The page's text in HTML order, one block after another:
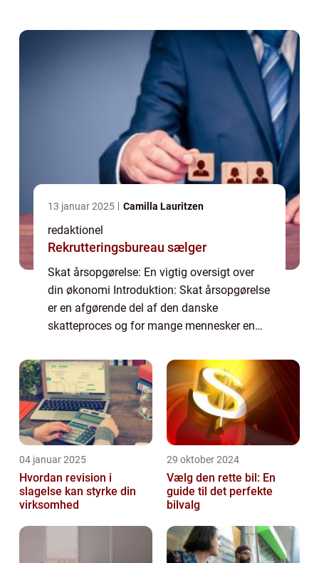
13 januar 2025 Camilla Lauritzen
redaktionel
Rekrutteringsbureau sælger
Skat årsopgørelse: En vigtig oversigt over
din økonomi Introduktion: Skat årsopgørelse
er en afgørende del af den danske
skatteproces og for mange mennesker en
udforske, hvad skat årsopgørelse er, give
en...
04 januar 2025
Hvordan revision i
slagelse kan styrke din
virksomhed
29 oktober 2024
Vælg den rette bil: En
guide til det perfekte
bilvalg